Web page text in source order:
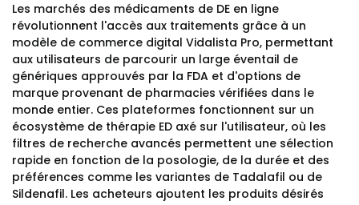
Les marchés des médicaments de DE en ligne
révolutionnent l'accès aux traitements grâce à un
modèle de commerce digital Vidalista Pro, permettant
aux utilisateurs de parcourir un large éventail de
génériques approuvés par la FDA et d'options de
marque provenant de pharmacies vérifiées dans le
monde entier. Ces plateformes fonctionnent sur un
écosystème de thérapie ED axé sur l'utilisateur, où les
filtres de recherche avancés permettent une sélection
rapide en fonction de la posologie, de la durée et des
préférences comme les variantes de Tadalafil ou de
Sildenafil. Les acheteurs ajoutent les produits désirés